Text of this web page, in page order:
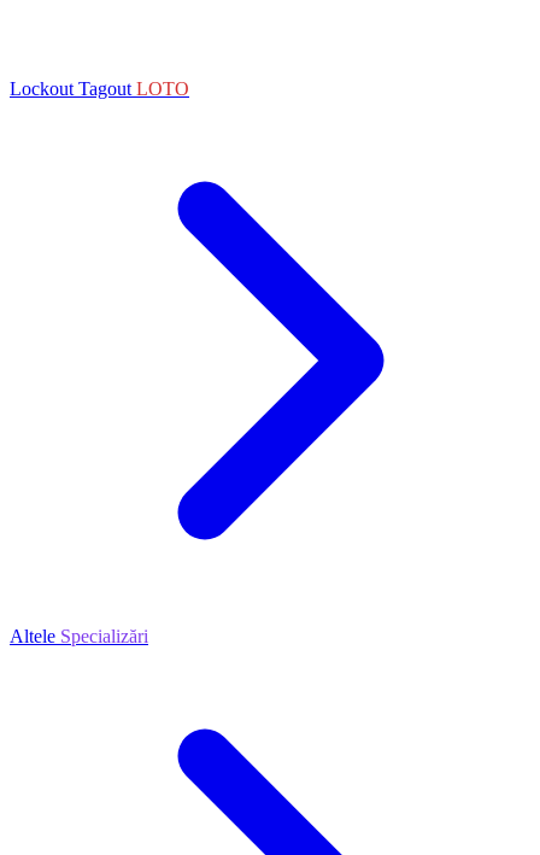
Lockout Tagout LOTO
Altele Specializări